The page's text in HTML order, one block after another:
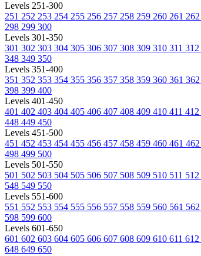
Levels 251-300
251 252 253 254 255 256 257 258 259 260 261 262
298 299 300
Levels 301-350
301 302 303 304 305 306 307 308 309 310 311 312
348 349 350
Levels 351-400
351 352 353 354 355 356 357 358 359 360 361 362
398 399 400
Levels 401-450
401 402 403 404 405 406 407 408 409 410 411 412
448 449 450
Levels 451-500
451 452 453 454 455 456 457 458 459 460 461 462
498 499 500
Levels 501-550
501 502 503 504 505 506 507 508 509 510 511 512
548 549 550
Levels 551-600
551 552 553 554 555 556 557 558 559 560 561 562
598 599 600
Levels 601-650
601 602 603 604 605 606 607 608 609 610 611 612
648 649 650